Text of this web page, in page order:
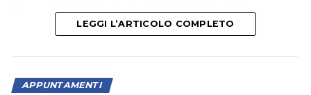
Marco Giallini, Claudia Gerini, Fabio Volo, Ilenia
Pastorelli e Paolo Calabresi.
LEGGI L’ARTICOLO COMPLETO
APPUNTAMENTI